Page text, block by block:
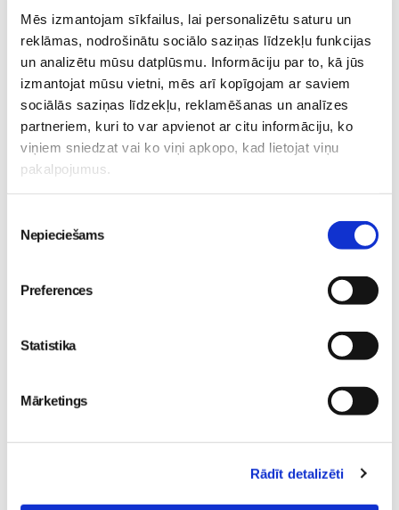
Mēs izmantojam sīkfailus, lai personalizētu saturu un
reklāmas, nodrošinātu sociālo saziņas līdzekļu funkcijas
un analizētu mūsu datplūsmu. Informāciju par to, kā jūs
izmantojat mūsu vietni, mēs arī kopīgojam ar saviem
sociālās saziņas līdzekļu, reklamēšanas un analīzes
partneriem, kuri to var apvienot ar citu informāciju, ko
viņiem sniedzat vai ko viņi apkopo, kad lietojat viņu
pakalpojumus.
izvēle
Nepieciešams
Preferences
Statistika
Mārketings
Rādīt detalizēti
Vecāku skola
Dzemdību sagatavošanas kursi GATAVI
MAZULIM 4+1 lekciju cikls no 11.augusta
KLĀTIENĒ.
11.08 18:00-20:00